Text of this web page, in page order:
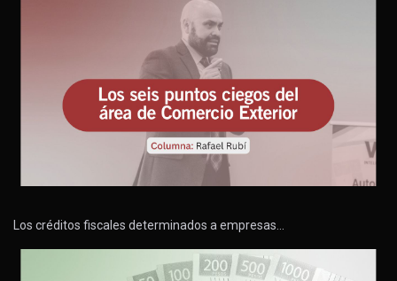
Los créditos fiscales determinados a empresas…